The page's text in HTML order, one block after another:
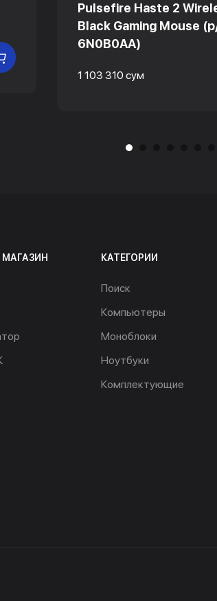
В КОРЗИНУ
Pulsefire Haste 2
Black Gaming Mouse
6N0B0AA)
1 103 310 сум
МАГАЗИН КАТЕГОРИИ
Поиск
Компьютеры
Моноблоки
Ноутбуки
Комплектующие